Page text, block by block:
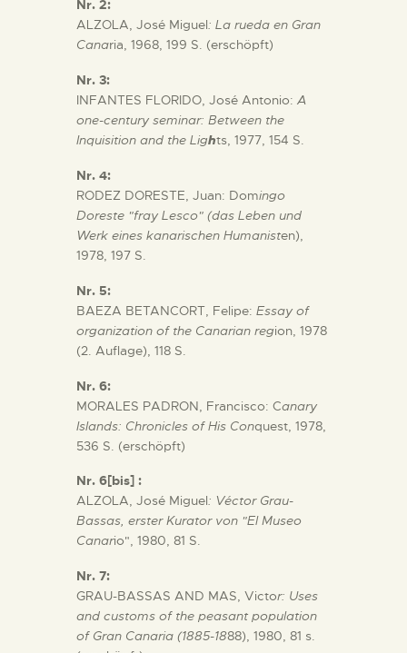
DIENSTLEISTUNGEN
DIGITALE RESSOURCEN
DEUTSCH
Nr. 2:
ALZOLA, José Miguel: La rueda en Gran
Canaria, 1968, 199 S. (erschöpft)
Nr. 3:
INFANTES FLORIDO, José Antonio: A
one-century seminar: Between the
Inquisition and the Lights, 1977, 154 S.
Nr. 4:
RODEZ DORESTE, Juan: Domingo
Doreste "fray Lesco" (das Leben und
Werk eines kanarischen Humanisten),
1978, 197 S.
Nr. 5:
BAEZA BETANCORT, Felipe: Essay of
organization of the Canarian region, 1978
(2. Auflage), 118 S.
Nr. 6:
MORALES PADRON, Francisco: Canary
Islands: Chronicles of His Conquest, 1978,
536 S. (erschöpft)
Nr. 6[bis] :
ALZOLA, José Miguel: Véctor Grau-
Bassas, erster Kurator von "El Museo
Canario", 1980, 81 S.
Nr. 7:
GRAU-BASSAS AND MAS, Victor: Uses
and customs of the peasant population
of Gran Canaria (1885-1888), 1980, 81 s.